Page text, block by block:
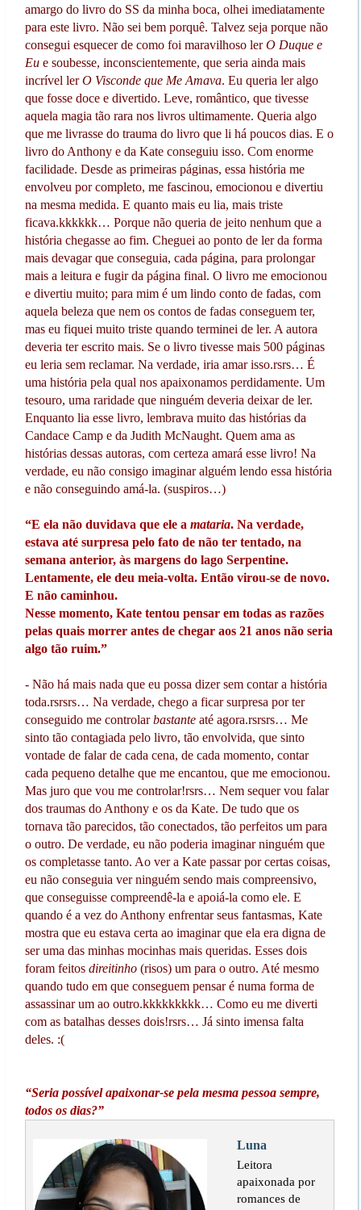
amargo do livro do SS da minha boca, olhei imediatamente
para este livro. Não sei bem porquê. Talvez seja porque não
consegui esquecer de como foi maravilhoso lerO Duque e
Eue soubesse, inconscientemente, que seria ainda mais
incrível lerO Visconde que Me Amava. Eu queria ler algo
que fosse doce e divertido. Leve, romântico, que tivesse
aquela magia tão rara nos livros ultimamente. Queria algo
que me livrasse do trauma do livro que li há poucos dias. E o
livro do Anthony e da Kate conseguiu isso. Com enorme
facilidade. Desde as primeiras páginas, essa história me
envolveu por completo, me fascinou, emocionou e divertiu
na mesma medida. E quanto mais eu lia, mais triste
ficava.kkkkkk… Porque não queria de jeito nenhum que a
história chegasse ao fim. Cheguei ao ponto de ler da forma
mais devagar que conseguia, cada página, para prolongar
mais a leitura e fugir da página final. O livro me emocionou
e divertiu muito; para mim é um lindo conto de fadas, com
aquela beleza que nem os contos de fadas conseguem ter,
mas eu fiquei muito triste quando terminei de ler. A autora
deveria ter escrito mais. Se o livro tivesse mais 500 páginas
eu leria sem reclamar. Na verdade, iria amar isso.rsrs… É
uma história pela qual nos apaixonamos perdidamente. Um
tesouro, uma raridade que ninguém deveria deixar de ler.
Enquanto lia esse livro, lembrava muito das histórias da
Candace Camp e da Judith McNaught. Quem ama as
histórias dessas autoras, com certeza amará esse livro! Na
verdade, eu não consigo imaginar alguém lendo essa história
e não conseguindo amá-la. (suspiros…)
“E ela não duvidava que ele a mataria. Na verdade,
estava até surpresa pelo fato de não ter tentado, na
semana anterior, às margens do lago Serpentine.
Lentamente, ele deu meia-volta. Então virou-se de novo.
E não caminhou.
Nesse momento, Kate tentou pensar em todas as razões
pelas quais morrer antes de chegar aos 21 anos não seria
algo tão ruim.”
- Não há mais nada que eu possa dizer sem contar a história
toda.rsrsrs… Na verdade, chego a ficar surpresa por ter
conseguido me controlarbastante até agora.rsrsrs… Me
sinto tão contagiada pelo livro, tão envolvida, que sinto
vontade de falar de cada cena, de cada momento, contar
cada pequeno detalhe que me encantou, que me emocionou.
Mas juro que vou me controlar!rsrs… Nem sequer vou falar
dos traumas do Anthony e os da Kate. De tudo que os
tornava tão parecidos, tão conectados, tão perfeitos um para
o outro. De verdade, eu não poderia imaginar ninguém que
os completasse tanto. Ao ver a Kate passar por certas coisas,
eu não conseguia ver ninguém sendo mais compreensivo,
que conseguisse compreendê-la e apoiá-la como ele. E
quando é a vez do Anthony enfrentar seus fantasmas, Kate
mostra que eu estava certa ao imaginar que ela era digna de
ser uma das minhas mocinhas mais queridas. Esses dois
foram feitos direitinho (risos) um para o outro. Até mesmo
quando tudo em que conseguem pensar é numa forma de
assassinar um ao outro.kkkkkkkkk… Como eu me diverti
com as batalhas desses dois!rsrs… Já sinto imensa falta
deles. :(
“Seria possível apaixonar-se pela mesma pessoa sempre,
todos os dias?”
Luna
Leitora
apaixonada por
romances de